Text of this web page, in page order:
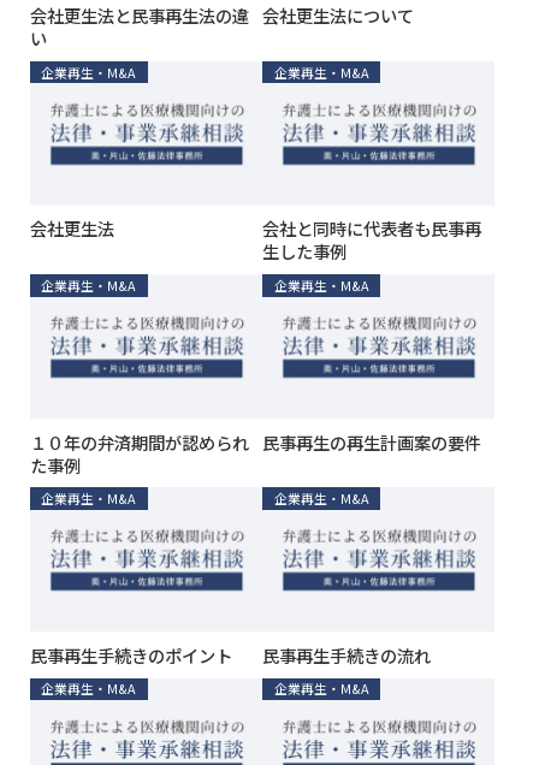
会社更生法と民事再生法の違
い
会社更生法について
企業再生・M&A
会社更生法
企業再生・M&A
会社と同時に代表者も民事再
生した事例
企業再生・M&A
１０年の弁済期間が認められ
た事例
企業再生・M&A
民事再生の再生計画案の要件
企業再生・M&A
民事再生手続きのポイント
企業再生・M&A
民事再生手続きの流れ
企業再生・M&A 企業再生・M&A